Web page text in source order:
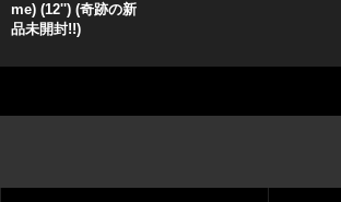
me) (12'') (奇跡の新
品未開封!!)